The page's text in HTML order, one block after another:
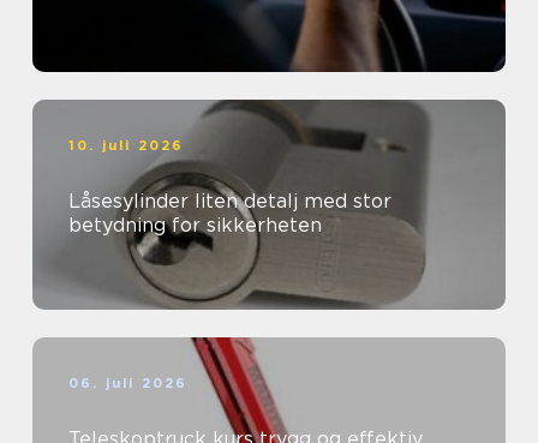
10. juli 2026
Låsesylinder liten detalj med stor
betydning for sikkerheten
06. juli 2026